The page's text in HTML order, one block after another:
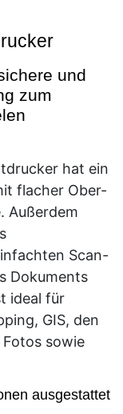
und
zum
hat ein
flacher Ober-
Außerdem
Scan-
Dokuments
ideal für
GIS, den
sowie
ausgestattet